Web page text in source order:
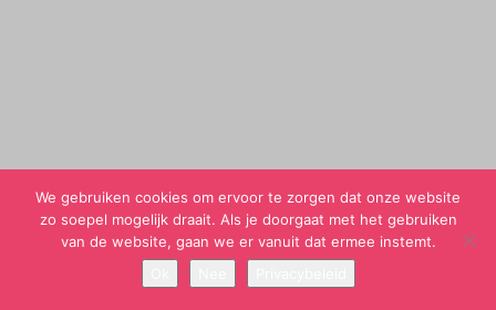
We gebruiken cookies om ervoor te zorgen dat onze website
zo soepel mogelijk draait. Als je doorgaat met het gebruiken
van de website, gaan we er vanuit dat ermee instemt.